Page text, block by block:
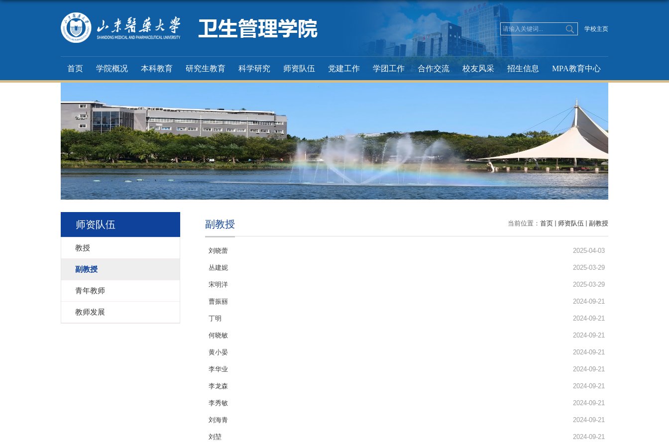
学校主页
首页 学院概况 本科教育 研究生教育 科学研究 师资队伍 党建工作 学团工作 合作交流 校友风采 招生信息 MPA教育中心
师资队伍
教授
副教授
青年教师
教师发展
当前位置： 首页 师资队伍 副教授
副教授
刘晓蕾 2025-04-03
丛建妮 2025-03-29
宋明洋 2025-03-29
曹振丽 2024-09-21
丁明 2024-09-21
何晓敏 2024-09-21
黄小晏 2024-09-21
李华业 2024-09-21
李龙森 2024-09-21
李秀敏 2024-09-21
刘海青 2024-09-21
刘堃 2024-09-21